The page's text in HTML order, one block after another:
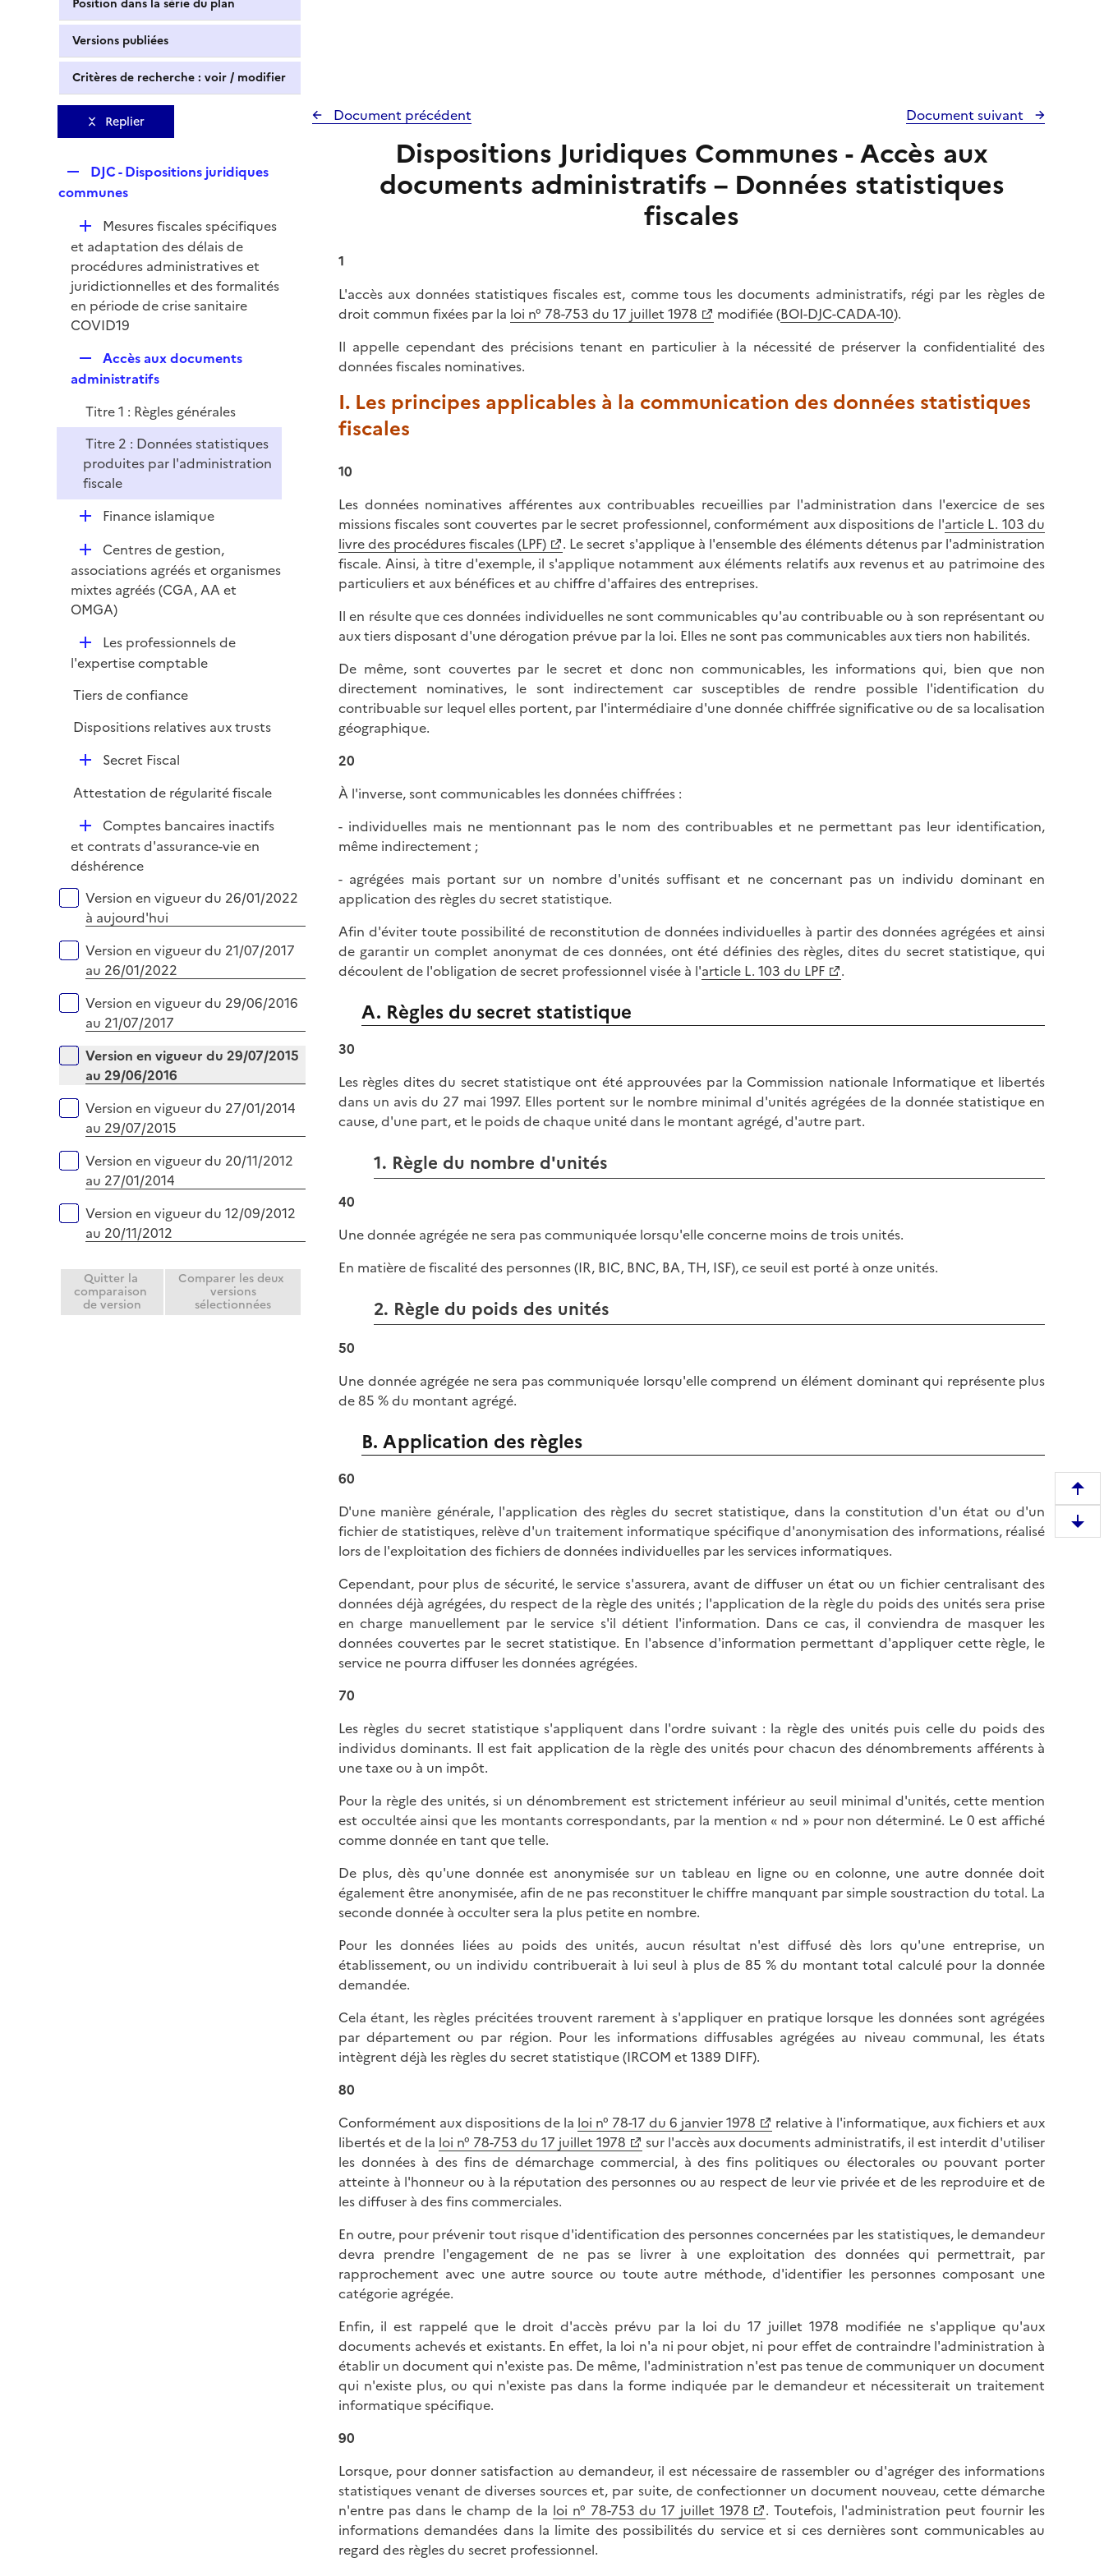
Position dans la série du plan
Versions publiées
Critères de recherche : voir / modifier
Replier
e
l
i
e
r
DJC - Dispositions juridiques
communes
D
é
p
l
i
e
Mesures fiscales spécifiques
et adaptation des délais de
procédures administratives et
juridictionnelles et des formalités
en période de crise sanitaire
COVID19
e
l
i
Accès aux documents
administratifs
Titre 1 : Règles générales
Titre 2 : Données statistiques
produites par l'administration
fiscale
D
l
i
e
Finance islamique
D
é
p
l
r
Centres de gestion,
associations agréés et organismes
mixtes agréés (CGA, AA et
OMGA)
D
é
l
i
e
Les professionnels de
l'expertise comptable
Tiers de confiance
Dispositions relatives aux trusts
D
p
e
r
Secret Fiscal
Attestation de régularité fiscale
D
é
p
i
e
r
Comptes bancaires inactifs
et contrats d'assurance-vie en
déshérence
Versions sur la période
Version en vigueur du 26/01/2022
à aujourd'hui
Version en vigueur du 21/07/2017
au 26/01/2022
Version en vigueur du 29/06/2016
au 21/07/2017
Version en vigueur du 29/07/2015
au 29/06/2016
Version en vigueur du 27/01/2014
au 29/07/2015
Version en vigueur du 20/11/2012
au 27/01/2014
Version en vigueur du 12/09/2012
au 20/11/2012
Quitter la
comparaison
de version
Comparer les deux
versions
sélectionnées
Document précédent Document suivant
Dispositions Juridiques Communes - Accès aux
documents administratifs – Données statistiques
fiscales
1
L'accès aux données statistiques fiscales est, comme tous les documents administratifs, régi par les règles de
droit commun fixées par la loi n° 78-753 du 17 juillet 1978 modifiée (BOI-DJC-CADA-10).
Il appelle cependant des précisions tenant en particulier à la nécessité de préserver la confidentialité des
données fiscales nominatives.
I. Les principes applicables à la communication des données statistiques
fiscales
10
Les données nominatives afférentes aux contribuables recueillies par l'administration dans l'exercice de ses
missions fiscales sont couvertes par le secret professionnel, conformément aux dispositions de l'article L. 103 du
livre des procédures fiscales (LPF)
. Le secret s'applique à l'ensemble des éléments détenus par l'administration
fiscale. Ainsi, à titre d'exemple, il s'applique notamment aux éléments relatifs aux revenus et au patrimoine des
particuliers et aux bénéfices et au chiffre d'affaires des entreprises.
Il en résulte que ces données individuelles ne sont communicables qu'au contribuable ou à son représentant ou
aux tiers disposant d'une dérogation prévue par la loi. Elles ne sont pas communicables aux tiers non habilités.
De même, sont couvertes par le secret et donc non communicables, les informations qui, bien que non
directement nominatives, le sont indirectement car susceptibles de rendre possible l'identification du
contribuable sur lequel elles portent, par l'intermédiaire d'une donnée chiffrée significative ou de sa localisation
géographique.
20
À l'inverse, sont communicables les données chiffrées :
- individuelles mais ne mentionnant pas le nom des contribuables et ne permettant pas leur identification,
même indirectement ;
- agrégées mais portant sur un nombre d'unités suffisant et ne concernant pas un individu dominant en
application des règles du secret statistique.
Afin d'éviter toute possibilité de reconstitution de données individuelles à partir des données agrégées et ainsi
de garantir un complet anonymat de ces données, ont été définies des règles, dites du secret statistique, qui
découlent de l'obligation de secret professionnel visée à l'article L. 103 du LPF .
A. Règles du secret statistique
30
Les règles dites du secret statistique ont été approuvées par la Commission nationale Informatique et libertés
dans un avis du 27 mai 1997. Elles portent sur le nombre minimal d'unités agrégées de la donnée statistique en
cause, d'une part, et le poids de chaque unité dans le montant agrégé, d'autre part.
1. Règle du nombre d'unités
40
Une donnée agrégée ne sera pas communiquée lorsqu'elle concerne moins de trois unités.
En matière de fiscalité des personnes (IR, BIC, BNC, BA, TH, ISF), ce seuil est porté à onze unités.
2. Règle du poids des unités
50
Une donnée agrégée ne sera pas communiquée lorsqu'elle comprend un élément dominant qui représente plus
de 85 % du montant agrégé.
B. Application des règles
60
D'une manière générale, l'application des règles du secret statistique, dans la constitution d'un état ou d'un
fichier de statistiques, relève d'un traitement informatique spécifique d'anonymisation des informations, réalisé
lors de l'exploitation des fichiers de données individuelles par les services informatiques.
Cependant, pour plus de sécurité, le service s'assurera, avant de diffuser un état ou un fichier centralisant des
données déjà agrégées, du respect de la règle des unités ; l'application de la règle du poids des unités sera prise
en charge manuellement par le service s'il détient l'information. Dans ce cas, il conviendra de masquer les
données couvertes par le secret statistique. En l'absence d'information permettant d'appliquer cette règle, le
service ne pourra diffuser les données agrégées.
70
Les règles du secret statistique s'appliquent dans l'ordre suivant : la règle des unités puis celle du poids des
individus dominants. Il est fait application de la règle des unités pour chacun des dénombrements afférents à
une taxe ou à un impôt.
Pour la règle des unités, si un dénombrement est strictement inférieur au seuil minimal d'unités, cette mention
est occultée ainsi que les montants correspondants, par la mention « nd » pour non déterminé. Le 0 est affiché
comme donnée en tant que telle.
De plus, dès qu'une donnée est anonymisée sur un tableau en ligne ou en colonne, une autre donnée doit
également être anonymisée, afin de ne pas reconstituer le chiffre manquant par simple soustraction du total. La
seconde donnée à occulter sera la plus petite en nombre.
Pour les données liées au poids des unités, aucun résultat n'est diffusé dès lors qu'une entreprise, un
établissement, ou un individu contribuerait à lui seul à plus de 85 % du montant total calculé pour la donnée
demandée.
Cela étant, les règles précitées trouvent rarement à s'appliquer en pratique lorsque les données sont agrégées
par département ou par région. Pour les informations diffusables agrégées au niveau communal, les états
intègrent déjà les règles du secret statistique (IRCOM et 1389 DIFF).
80
Conformément aux dispositions de la loi n° 78-17 du 6 janvier 1978
relative à l'informatique, aux fichiers et aux
libertés et de la loi n° 78-753 du 17 juillet 1978
sur l'accès aux documents administratifs, il est interdit d'utiliser
les données à des fins de démarchage commercial, à des fins politiques ou électorales ou pouvant porter
atteinte à l'honneur ou à la réputation des personnes ou au respect de leur vie privée et de les reproduire et de
les diffuser à des fins commerciales.
En outre, pour prévenir tout risque d'identification des personnes concernées par les statistiques, le demandeur
devra prendre l'engagement de ne pas se livrer à une exploitation des données qui permettrait, par
rapprochement avec une autre source ou toute autre méthode, d'identifier les personnes composant une
catégorie agrégée.
Enfin, il est rappelé que le droit d'accès prévu par la loi du 17 juillet 1978 modifiée ne s'applique qu'aux
documents achevés et existants. En effet, la loi n'a ni pour objet, ni pour effet de contraindre l'administration à
établir un document qui n'existe pas. De même, l'administration n'est pas tenue de communiquer un document
qui n'existe plus, ou qui n'existe pas dans la forme indiquée par le demandeur et nécessiterait un traitement
informatique spécifique.
90
Lorsque, pour donner satisfaction au demandeur, il est nécessaire de rassembler ou d'agréger des informations
statistiques venant de diverses sources et, par suite, de confectionner un document nouveau, cette démarche
n'entre pas dans le champ de la loi n° 78-753 du 17 juillet 1978
. Toutefois, l'administration peut fournir les
informations demandées dans la limite des possibilités du service et si ces dernières sont communicables au
regard des règles du secret professionnel.
e
m
D